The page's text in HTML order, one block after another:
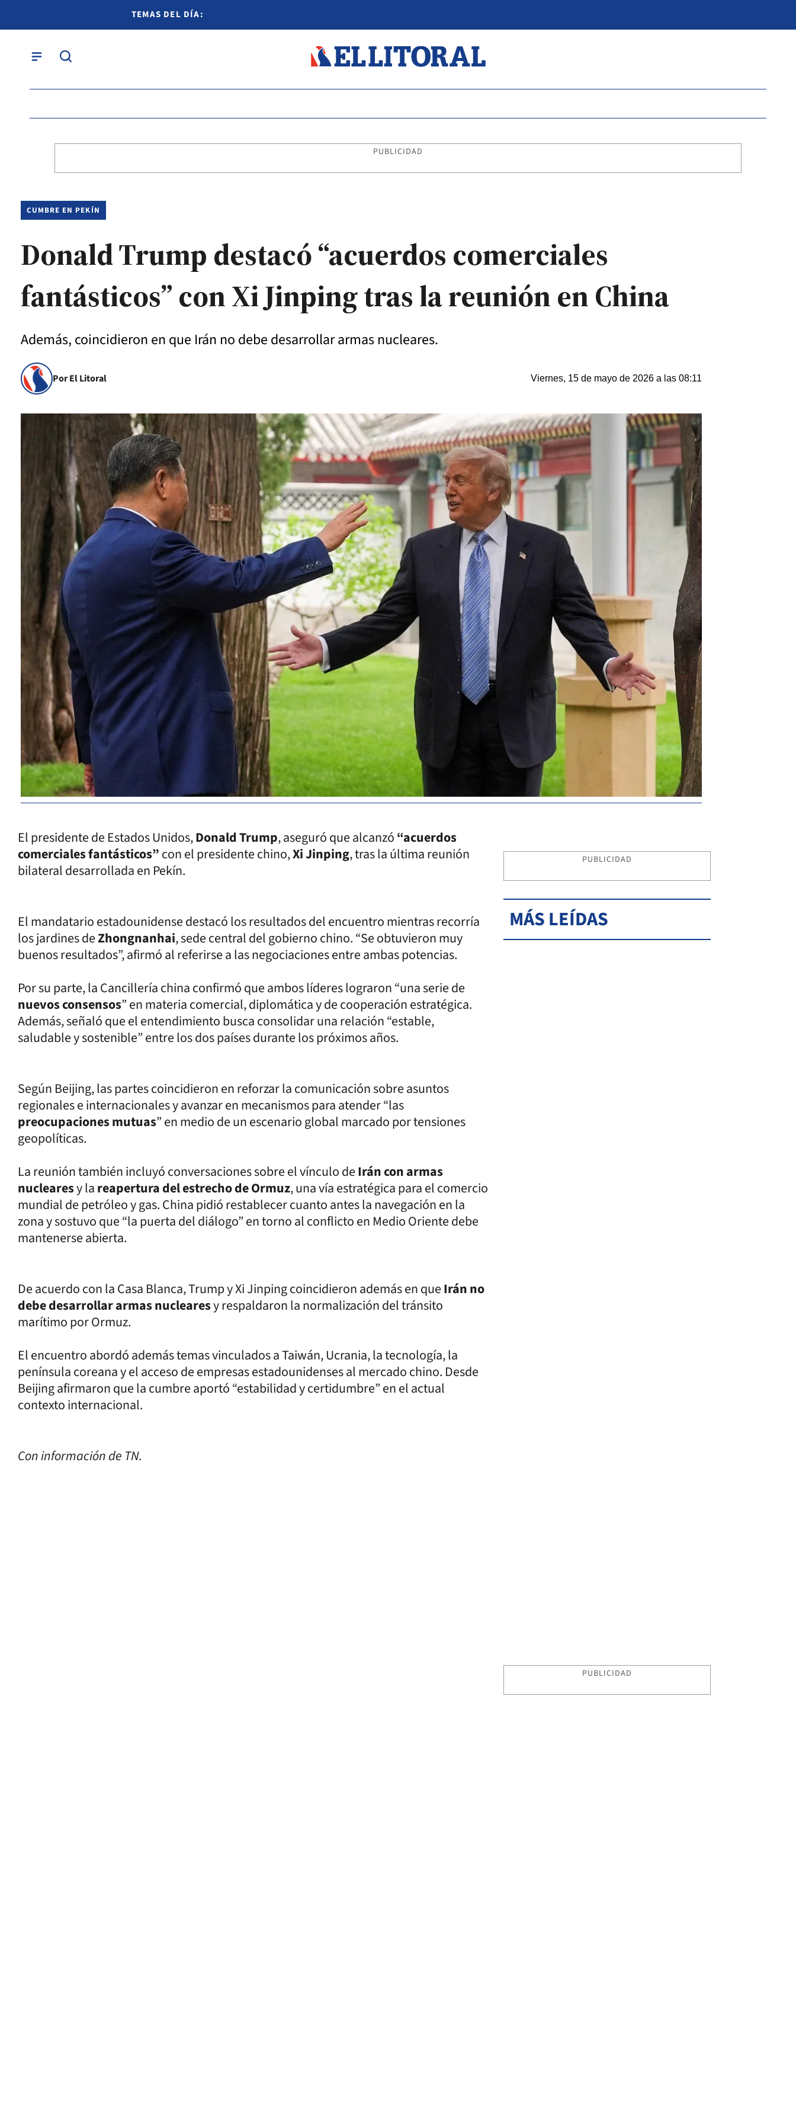
TEMAS DEL DÍA:
PUBLICIDAD
CUMBRE EN PEKÍN
Donald Trump destacó “acuerdos comerciales
fantásticos” con Xi Jinping tras la reunión en China
Además, coincidieron en que Irán no debe desarrollar armas nucleares.
Por El Litoral Viernes, 15 de mayo de 2026 a las 08:11
El presidente de Estados Unidos,Donald Trump, aseguró que alcanzó“acuerdos
comerciales fantásticos”con el presidente chino,Xi Jinping, tras la última reunión
bilateral desarrollada en Pekín.
El mandatario estadounidense destacó los resultados del encuentro mientras recorría
los jardines deZhongnanhai, sede central del gobierno chino. “Se obtuvieron muy
buenos resultados”, afirmó al referirse a las negociaciones entre ambas potencias.
Por su parte, la Cancillería china confirmó que ambos líderes lograron “una serie de
nuevos consensos” en materia comercial, diplomática y de cooperación estratégica.
Además, señaló que el entendimiento busca consolidar una relación “estable,
saludable y sostenible” entre los dos países durante los próximos años.
Según Beijing, las partes coincidieron en reforzar la comunicación sobre asuntos
regionales e internacionales y avanzar en mecanismos para atender “las
preocupaciones mutuas” en medio de un escenario global marcado por tensiones
geopolíticas.
La reunión también incluyó conversaciones sobre el vínculo deIrán con armas
nuclearesy lareapertura del estrecho de Ormuz, una vía estratégica para el comercio
mundial de petróleo y gas. China pidió restablecer cuanto antes la navegación en la
zona y sostuvo que “la puerta del diálogo” en torno al conflicto en Medio Oriente debe
mantenerse abierta.
De acuerdo con la Casa Blanca, Trump y Xi Jinping coincidieron además en queIrán no
debe desarrollar armas nuclearesy respaldaron la normalización del tránsito
marítimo por Ormuz.
El encuentro abordó además temas vinculados a Taiwán, Ucrania, la tecnología, la
península coreana y el acceso de empresas estadounidenses al mercado chino. Desde
Beijing afirmaron que la cumbre aportó “estabilidad y certidumbre” en el actual
contexto internacional.
Con información de TN.
PUBLICIDAD
MÁS LEÍDAS
PUBLICIDAD